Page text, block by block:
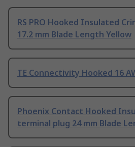
RS PRO Hooked Insulated
17.2 mm Blade Length Yellow
TE Connectivity Hooked 16
Phoenix Contact Hooked
terminal plug 24 mm Blade